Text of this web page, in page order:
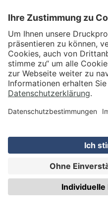
VERSAND
WIRmachenDRUCK GmbH
Illerstraße 15